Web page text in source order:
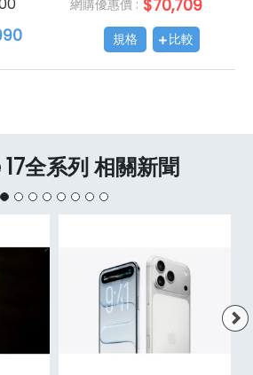
網購優惠價 : $70,709
規格 比較
全系列 相關新聞